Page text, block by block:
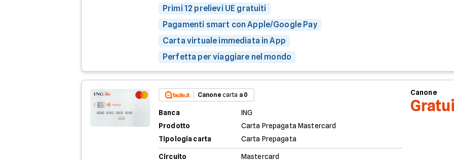
Primi 12 prelievi UE gratuiti
Pagamenti smart con Apple/Google Pay
Carta virtuale immediata in App
Perfetta per viaggiare nel mondo
Canone carta a 0
Banca
ING
Prodotto
Carta Prepagata Mastercard
Tipologia carta
Carta Prepagata
Circuito
Mastercard
Canone